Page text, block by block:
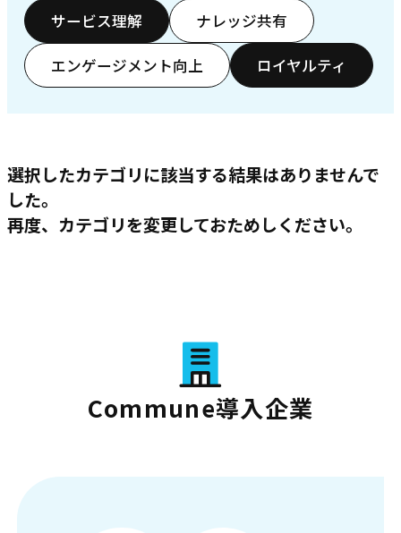
サービス理解 ナレッジ共有
エンゲージメント向上 ロイヤルティ
選択したカテゴリに該当する結果はありませんで
した。
再度、カテゴリを変更しておためしください。
Commune導入企業